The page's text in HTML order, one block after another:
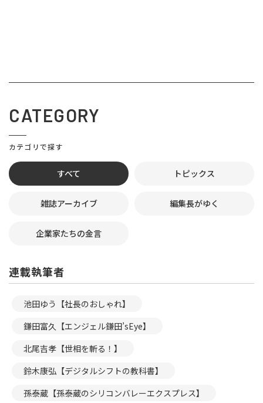
CATEGORY
カテゴリで探す
すべて トピックス
雑誌アーカイブ 編集長がゆく
企業家たちの金言
連載執筆者
池田ゆう【社長のおしゃれ】
鎌田富久【エンジェル鎌田’sEye】
北尾吉孝【世相を斬る！】
鈴木康弘【デジタルシフトの教科書】
孫泰蔵【孫泰蔵のシリコンバレーエクスプレス】